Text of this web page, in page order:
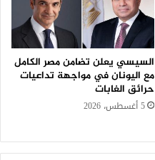
السيسي يعلن تضامن مصر الكامل
مع اليونان في مواجهة تداعيات
حرائق الغابات
5 أغسطس، 2026